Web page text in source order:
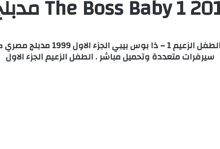
سيرفرات متعددة وتحميل مباشر . الطفل الزعيم الجزء الاول